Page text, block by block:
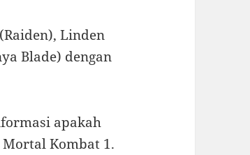
Linden
Blade) dengan
apakah
Kombat 1.